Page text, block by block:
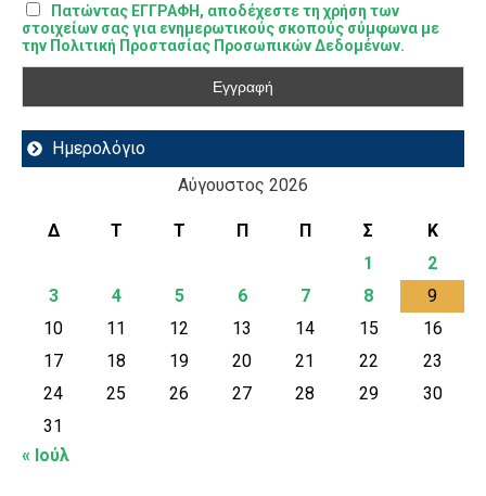
Πατώντας ΕΓΓΡΑΦΗ, αποδέχεστε τη χρήση των
στοιχείων σας για ενημερωτικούς σκοπούς σύμφωνα με
την Πολιτική Προστασίας Προσωπικών Δεδομένων.
Ημερολόγιο
Αύγουστος 2026
Δ Τ Τ Π Π Σ
Κ
1
2
3
4 5 6 7 8
9
10
11 12 13 14 15
16
17
18 19 20 21 22
23
24
25 26 27 28 29
30
31
« Ιούλ